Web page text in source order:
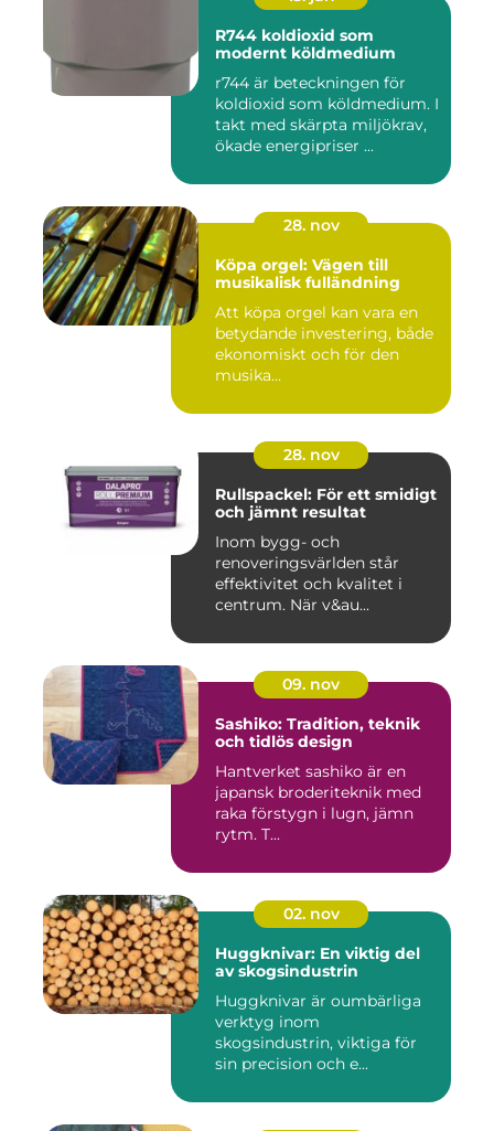
R744 koldioxid som
modernt köldmedium
r744 är beteckningen för
koldioxid som köldmedium. I
takt med skärpta miljökrav,
ökade energipriser ...
28. nov
Köpa orgel: Vägen till
musikalisk fulländning
Att köpa orgel kan vara en
betydande investering, både
ekonomiskt och för den
musika...
28. nov
Rullspackel: För ett smidigt
och jämnt resultat
Inom bygg- och
renoveringsvärlden står
effektivitet och kvalitet i
centrum. När v&au...
09. nov
Sashiko: Tradition, teknik
och tidlös design
Hantverket sashiko är en
japansk broderiteknik med
raka förstygn i lugn, jämn
rytm. T...
02. nov
Huggknivar: En viktig del
av skogsindustrin
Huggknivar är oumbärliga
verktyg inom
skogsindustrin, viktiga för
sin precision och e...